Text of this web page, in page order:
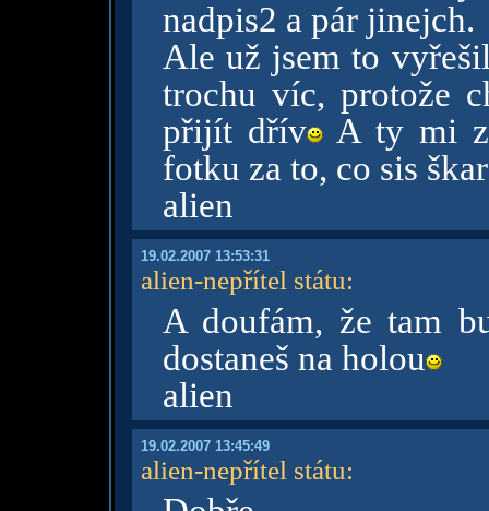
nadpis2 a pár jinejch.
Ale už jsem to
trochu víc, protože
přijít dřív A ty mi
fotku za to, co sis
alien
19.02.2007 13:53:31
alien-nepřítel státu:
A doufám, že tam
dostaneš na holou
alien
19.02.2007 13:45:49
alien-nepřítel státu: